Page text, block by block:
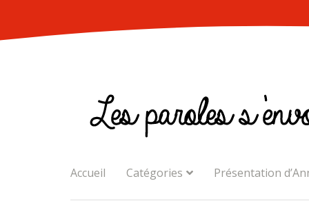
content
Accueil Catégories Présentation